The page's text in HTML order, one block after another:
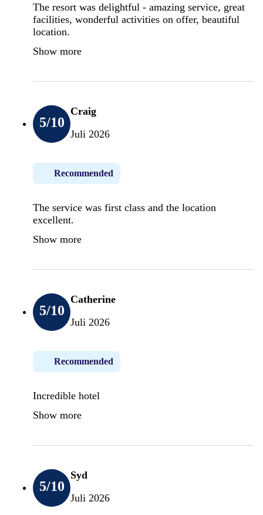
The resort was delightful - amazing service, great
facilities, wonderful activities on offer, beautiful
location.
Show more
5/10
Craig
Juli 2026
Recommended
The service was first class and the location
excellent.
Show more
5/10
Catherine
Juli 2026
Recommended
Incredible hotel
Show more
5/10
Syd
Juli 2026